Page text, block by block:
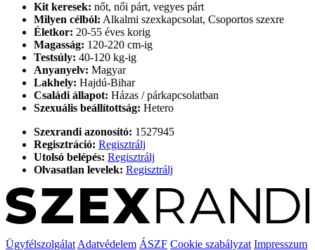
Kit keresek: nőt, női párt, vegyes párt
Milyen célból: Alkalmi szexkapcsolat, Csoportos szexre
Életkor: 20-55 éves korig
Magasság: 120-220 cm-ig
Testsúly: 40-120 kg-ig
Anyanyelv: Magyar
Lakhely: Hajdú-Bihar
Családi állapot: Házas / párkapcsolatban
Szexuális beállítottság: Hetero
Szexrandi azonosító: 1527945
Regisztráció: Regisztrálj
Utolsó belépés: Regisztrálj
Olvasatlan levelek: Regisztrálj
Ügyfélszolgálat Adatvédelem ÁSZF Cookie szabályzat Impresszum